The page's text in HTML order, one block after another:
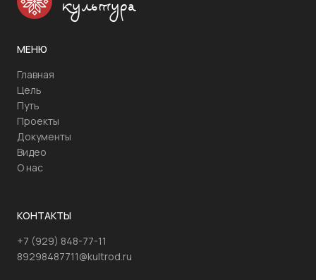
культура
МЕНЮ
Главная
Цель
Путь
Проекты
Документы
Видео
О нас
КОНТАКТЫ
+7 (929) 848-77-11
89298487711@kultrod.ru